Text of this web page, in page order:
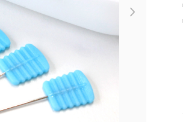
Next